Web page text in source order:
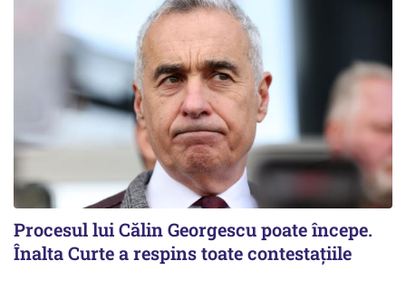
Procesul lui Călin Georgescu poate începe.
Înalta Curte a respins toate contestațiile